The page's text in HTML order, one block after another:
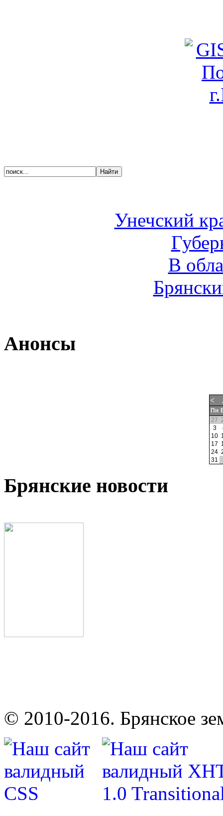
Унечский
В
Анонсы
<
Пн
27
3
10
17
24
31
Брянские новости
© 2010-2016. Брянское